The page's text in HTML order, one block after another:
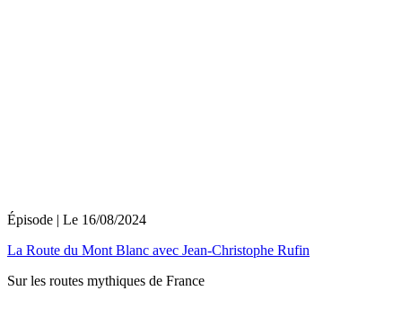
Épisode | Le 16/08/2024
La Route du Mont Blanc avec Jean-Christophe Rufin
Sur les routes mythiques de France